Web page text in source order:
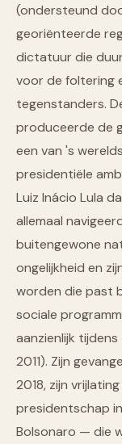
(ondersteund
georiënteerde
dictatuur die
voor de foltering
tegenstanders.
produceerde de
een van 's
presidentiële
Luiz Inácio Lula
allemaal
buitengewone
ongelijkheid en
worden die past
sociale
aanzienlijk
2011). Zijn
2018, zijn
presidentschap
Bolsonaro — die